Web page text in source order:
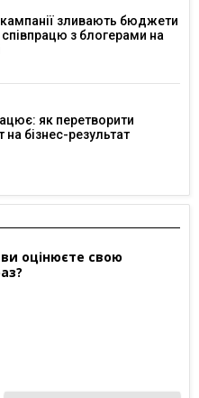
зливають бюджети
співпрацю з блогерами на
як перетворити
на бізнес-результат
оцінюєте свою